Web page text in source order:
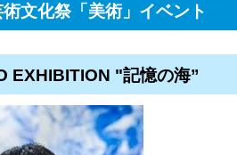
文化祭「美術」イベント
EXHIBITION "記憶の海”